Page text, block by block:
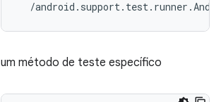
um método de teste específico